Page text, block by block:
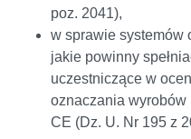
poz. 2041),
w sprawie systemów
jakie powinny
uczestniczące w
oznaczania
CE (Dz. U. Nr 195 z